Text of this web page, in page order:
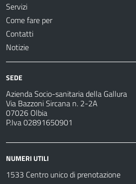
Servizi
Come fare per
Contatti
Notizie
SEDE
Azienda Socio-sanitaria della Gallura
Via Bazzoni Sircana n. 2-2A
07026 Olbia
P.Iva 02891650901
NUMERI UTILI
1533 Centro unico di prenotazione